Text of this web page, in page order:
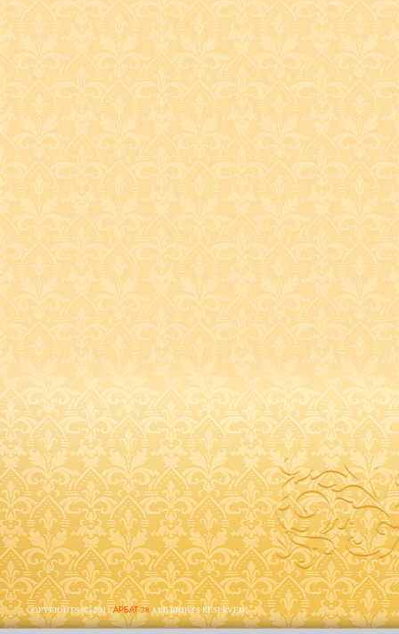
COPYRIGHTS (C) 2011АРБАТ 38 ALL RIGHTS RESERVED.